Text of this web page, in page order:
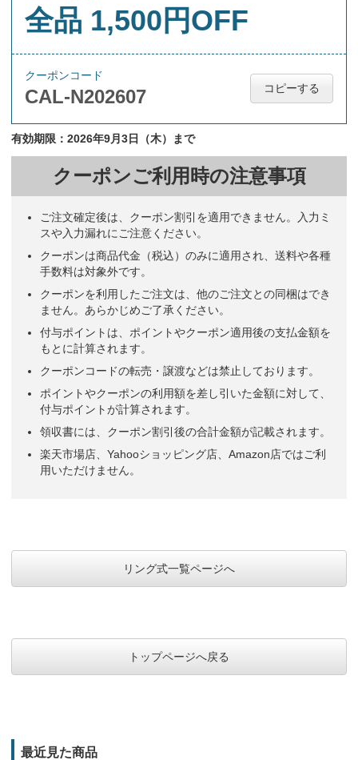
全品 1,500円OFF
クーポンコード
CAL-N202607 コピーする
有効期限：2026年9月3日（木）まで
クーポンご利用時の注意事項
ご注文確定後は、クーポン割引を適用できません。入力ミ
スや入力漏れにご注意ください。
クーポンは商品代金（税込）のみに適用され、送料や各種
手数料は対象外です。
クーポンを利用したご注文は、他のご注文との同梱はでき
ません。あらかじめご了承ください。
付与ポイントは、ポイントやクーポン適用後の支払金額を
もとに計算されます。
クーポンコードの転売・譲渡などは禁止しております。
ポイントやクーポンの利用額を差し引いた金額に対して、
付与ポイントが計算されます。
領収書には、クーポン割引後の合計金額が記載されます。
楽天市場店、Yahooショッピング店、Amazon店ではご利
用いただけません。
リング式一覧ページへ
トップページへ戻る
最近見た商品